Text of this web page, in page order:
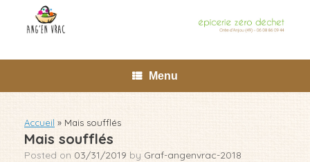
content
Menu
Accueil » Mais soufflés
Mais soufflés
Posted on 03/31/2019 by Graf-angenvrac-2018